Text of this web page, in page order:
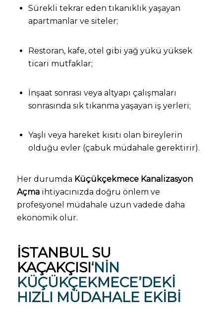
Sürekli tekrar eden tıkanıklık yaşayan
apartmanlar ve siteler;
Restoran, kafe, otel gibi yağ yükü yüksek
ticari mutfaklar;
İnşaat sonrası veya altyapı çalışmaları
sonrasında sık tıkanma yaşayan iş yerleri;
Yaşlı veya hareket kısıtı olan bireylerin
olduğu evler (çabuk müdahale gerektirir).
Her durumda Küçükçekmece Kanalizasyon
Açmaihtiyacınızda doğru önlem ve
profesyonel müdahale uzun vadede daha
ekonomik olur.
İSTANBUL SU
KAÇAKÇISI‘NIN
KÜÇÜKÇEKMECE’DEKI
HIZLI MÜDAHALE EKIBI